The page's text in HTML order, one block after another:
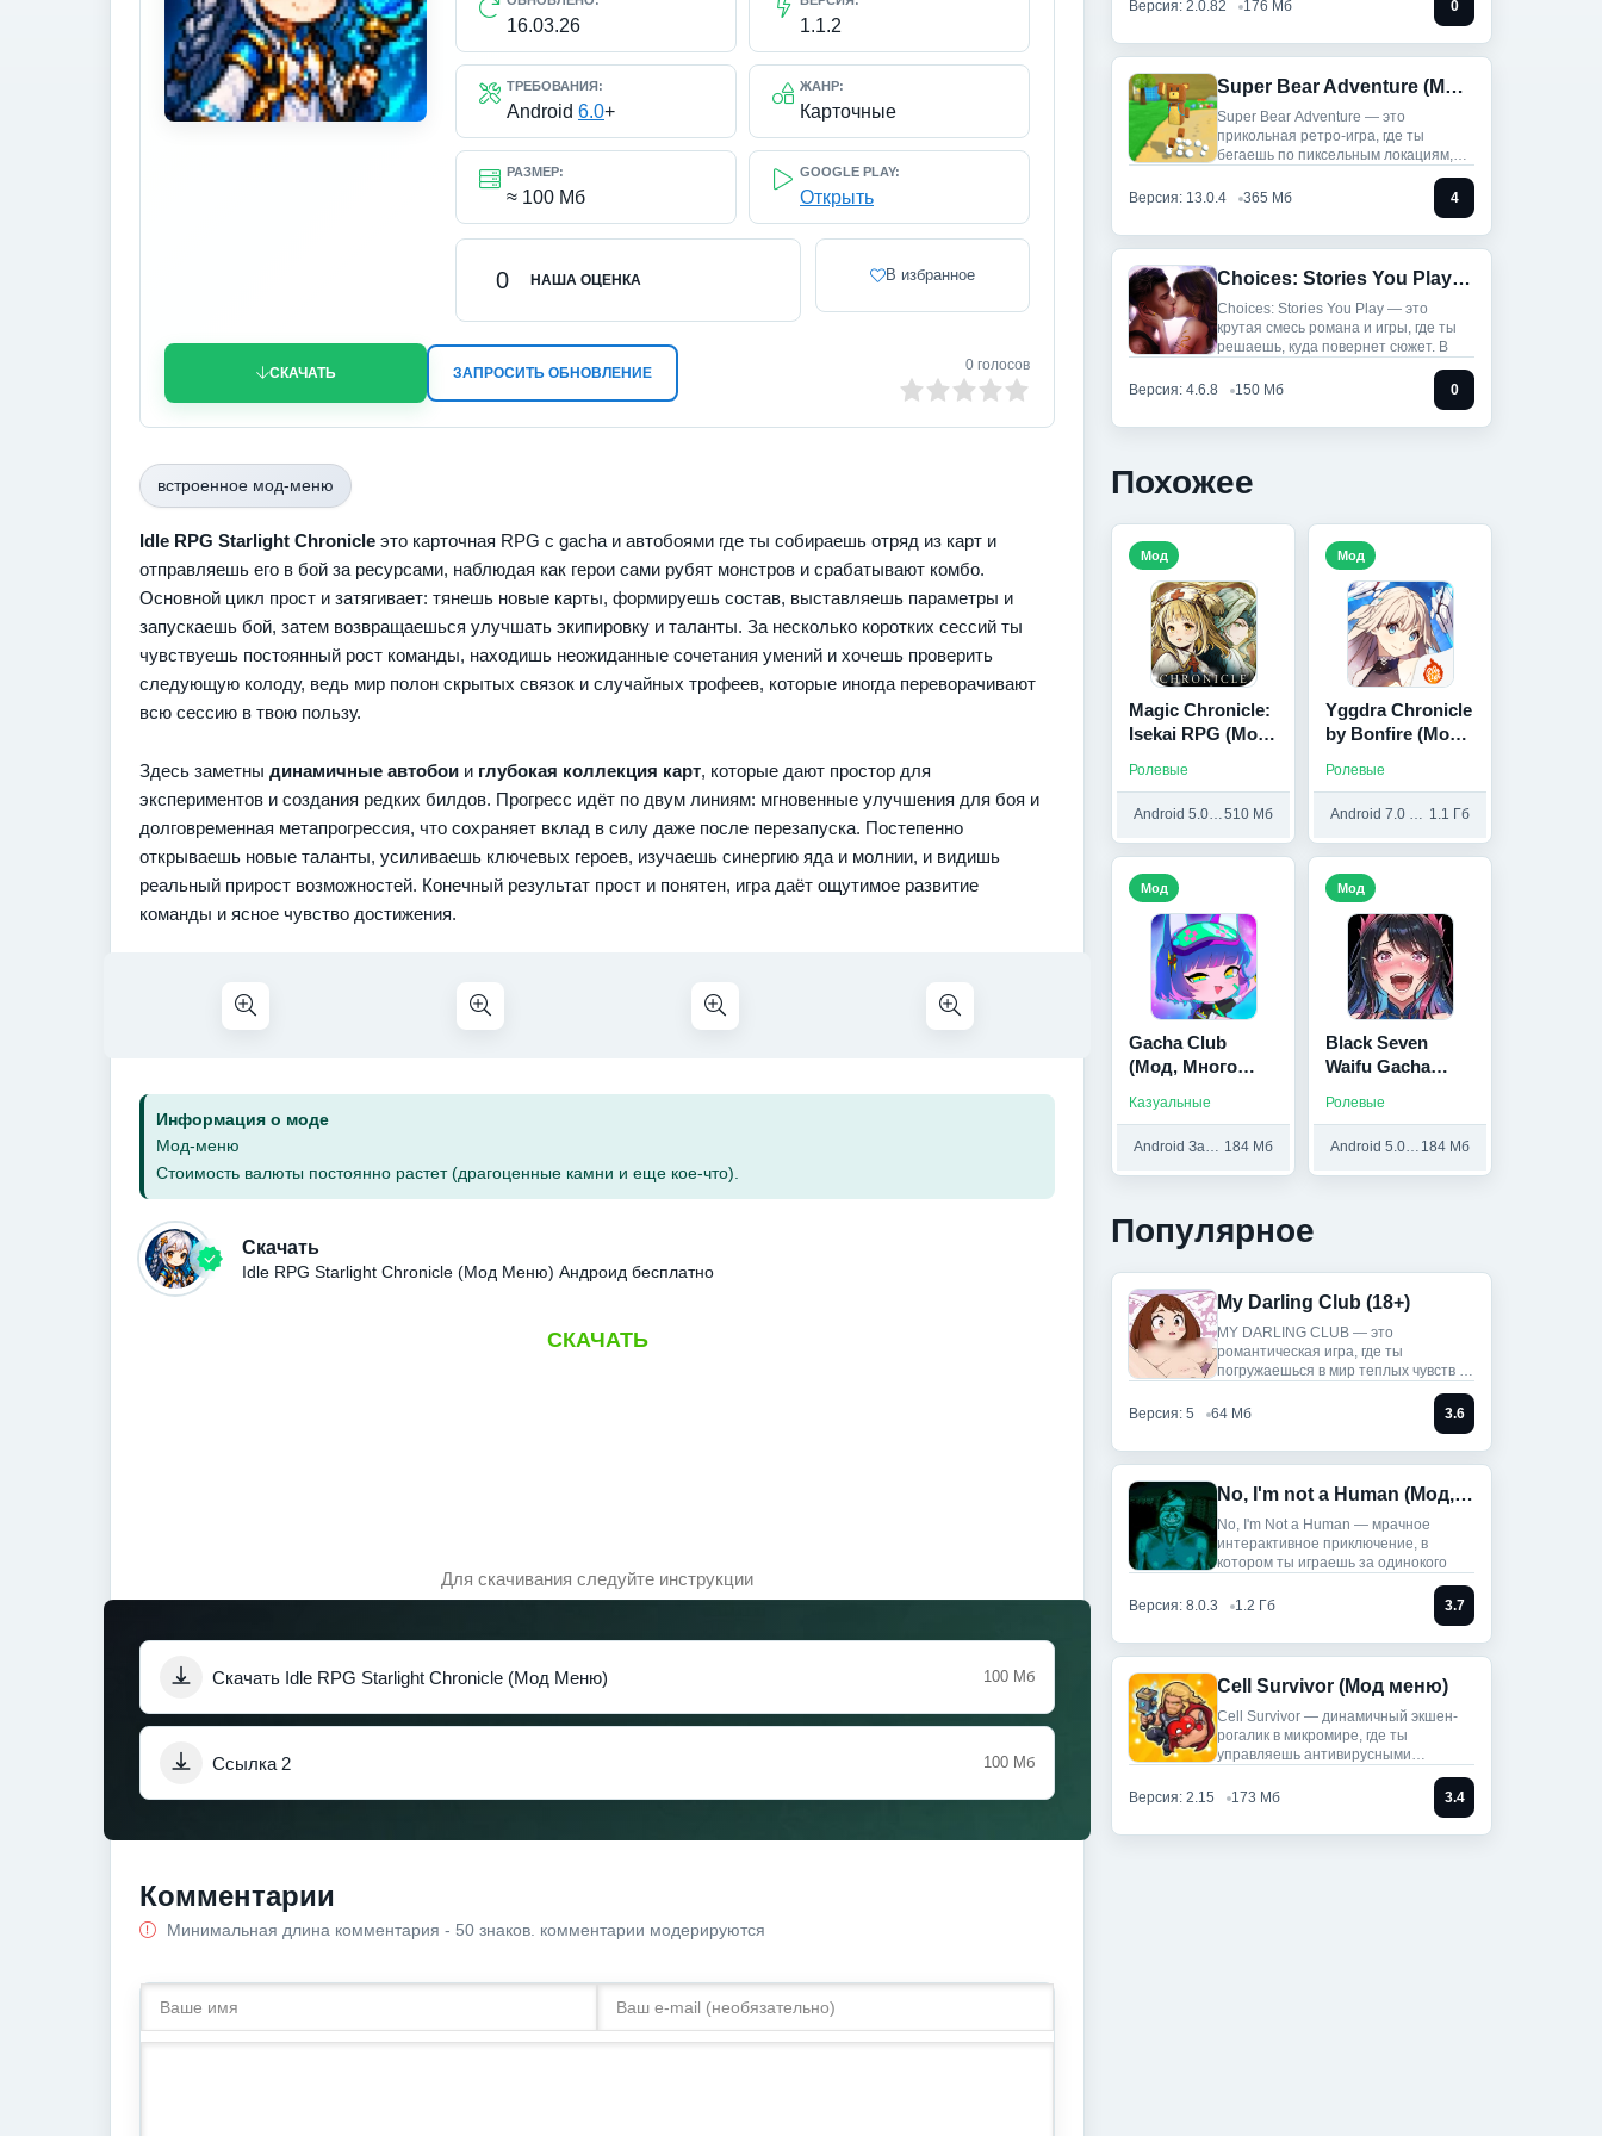
16.03.26 1.1.2
ТРЕБОВАНИЯ:
Android 6.0+
ЖАНР:
Карточные
РАЗМЕР:
≈ 100 Мб
GOOGLE PLAY:
Открыть
НАША ОЦЕНКА
0 В избранное
СКАЧАТЬ ЗАПРОСИТЬ ОБНОВЛЕНИЕ 0 голосов
встроенное мод-меню
Idle RPG Starlight Chronicle это карточная RPG с gacha и автобоями где ты собираешь отряд из карт и
отправляешь его в бой за ресурсами, наблюдая как герои сами рубят монстров и срабатывают комбо.
Основной цикл прост и затягивает: тянешь новые карты, формируешь состав, выставляешь параметры и
запускаешь бой, затем возвращаешься улучшать экипировку и таланты. За несколько коротких сессий ты
чувствуешь постоянный рост команды, находишь неожиданные сочетания умений и хочешь проверить
следующую колоду, ведь мир полон скрытых связок и случайных трофеев, которые иногда переворачивают
всю сессию в твою пользу.
Здесь заметны динамичные автобои и глубокая коллекция карт, которые дают простор для
экспериментов и создания редких билдов. Прогресс идёт по двум линиям: мгновенные улучшения для боя и
долговременная метапрогрессия, что сохраняет вклад в силу даже после перезапуска. Постепенно
открываешь новые таланты, усиливаешь ключевых героев, изучаешь синергию яда и молнии, и видишь
реальный прирост возможностей. Конечный результат прост и понятен, игра даёт ощутимое развитие
команды и ясное чувство достижения.
Информация о моде
Мод-меню
Стоимость валюты постоянно растет (драгоценные камни и еще кое-что).
Скачать
Idle RPG Starlight Chronicle (Мод Меню) Андроид бесплатно
СКАЧАТЬ
Для скачивания следуйте инструкции
Скачать Idle RPG Starlight Chronicle (Мод Меню) 100 Мб
Ссылка 2 100 Мб
Комментарии
Минимальная длина комментария - 50 знаков. комментарии модерируются
Версия: 2.0.82 176 Мб 0
Super Bear Adventure (Мод, Много денег)
Super Bear Adventure — это
прикольная ретро-игра, где ты
бегаешь по пиксельным локациям,
Версия: 13.0.4
365 Мб 4
Choices: Stories You Play (Мод, Бесплатные выборы)
Choices: Stories You Play — это
крутая смесь романа и игры, где ты
решаешь, куда повернет сюжет. В
Версия: 4.6.8 150 Мб 0
Похожее
Magic Chronicle:
Isekai RPG (Мод
Ролевые
Android 5.0 и выше510 Мб
Мод
Yggdra Chronicle
by Bonfire (Мод
Ролевые
Android 7.0 и выше 1.1 Гб
Мод
Gacha Club
(Мод, Много
Казуальные
Android Зависит от устройства и выше 184 Мб
Мод
Black Seven
Waifu Gacha
Меню)
Ролевые
Android 5.0 и выше 184 Мб
Мод
Популярное
My Darling Club (18+)
MY DARLING CLUB — это
романтическая игра, где ты
погружаешься в мир теплых чувств и
Версия: 5
64 Мб 3.6
No, I'm not a Human (Мод, Unlocked)
No, I'm Not a Human — мрачное
интерактивное приключение, в
котором ты играешь за одинокого
Версия: 8.0.3 1.2 Гб 3.7
Cell Survivor (Мод меню)
Cell Survivor — динамичный экшен-
рогалик в микромире, где ты
управляешь антивирусными
Версия: 2.15
173 Мб 3.4